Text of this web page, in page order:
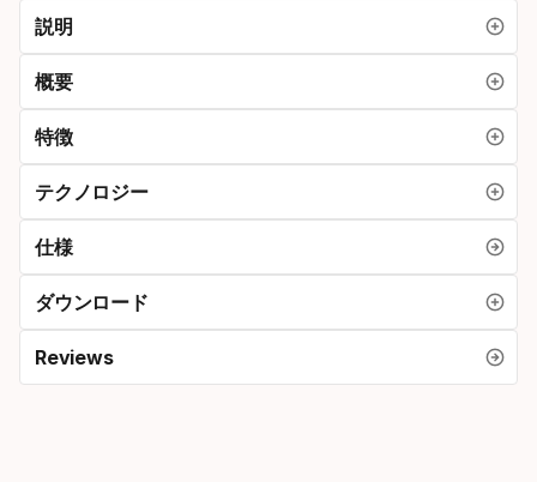
ン
説明
概要
特徴
テクノロジー
仕様
ダウンロード
Reviews